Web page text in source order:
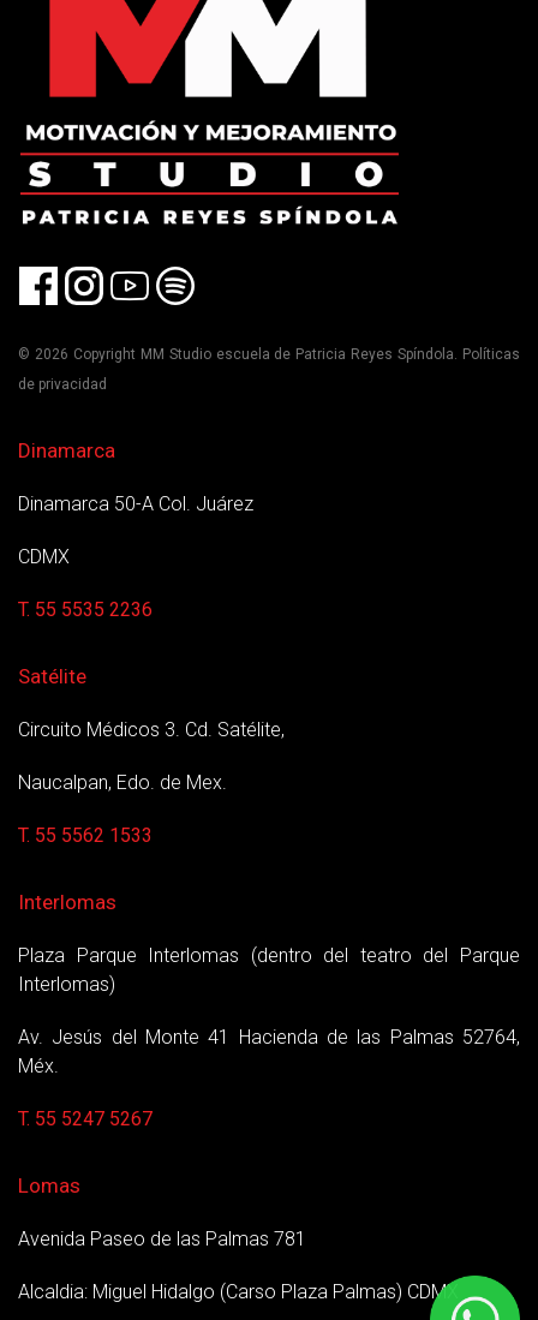
© 2026 Copyright MM Studio escuela de Patricia Reyes Spíndola. Políticas
de privacidad
Dinamarca
Dinamarca 50-A Col. Juárez
CDMX
T. 55 5535 2236
Satélite
Circuito Médicos 3. Cd. Satélite,
Naucalpan, Edo. de Mex.
T. 55 5562 1533
Interlomas
Plaza Parque Interlomas (dentro del teatro del Parque
Interlomas)
Av. Jesús del Monte 41 Hacienda de las Palmas 52764,
Méx.
T. 55 5247 5267
Lomas
Avenida Paseo de las Palmas 781
Alcaldia: Miguel Hidalgo (Carso Plaza Palmas) CDMX